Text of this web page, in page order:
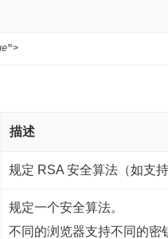
">
描述
规定 RSA 安全算法（如支
规定一个安全算法。
不同的浏览器支持不同的密